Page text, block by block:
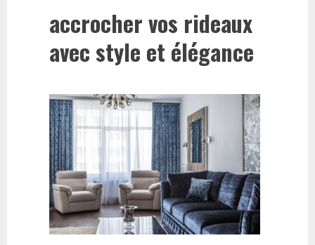
accrocher vos rideaux
avec style et élégance